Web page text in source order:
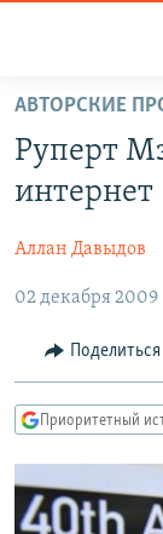
доступа
основному
Вернутся
главной
навигации
Вернутся
поиску
ПОДКАСТЫ
АВТОРСКИЕ
ЦИТАТЫ
МНЕНИЯ
КУЛЬТУРА
IDEL.РЕАЛИИ
СЕВЕР.РЕАЛИИ
АВТОРСКИЕ
Руперт
интернет
Аллан Давыдов
02 декабря 2009
Поделиться
Приоритетный